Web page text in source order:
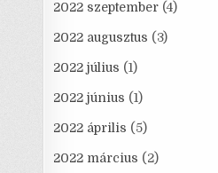
2022 szeptember (4)
2022 augusztus (3)
2022 július (1)
2022 június (1)
2022 április (5)
2022 március (2)